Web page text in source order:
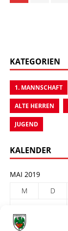
KATEGORIEN
1. MANNSCHAFT
ALTE HERREN
JUGEND
KALENDER
MAI 2019
M
D
6